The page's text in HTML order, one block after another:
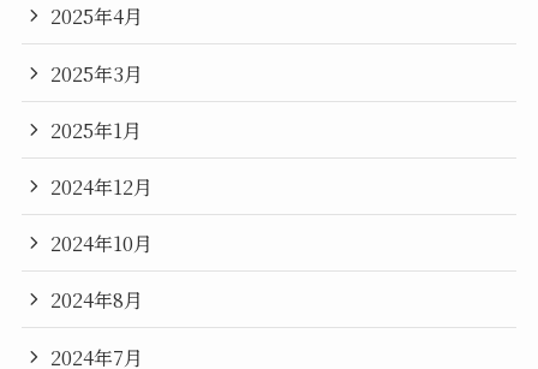
2025年4月
2025年3月
2025年1月
2024年12月
2024年10月
2024年8月
2024年7月